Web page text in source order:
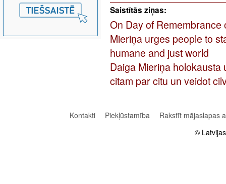
Saistītās ziņas:
On Day of Remembrance
Mieriņa urges people to
humane and just world
Daiga Mieriņa
citam par citu un veidot
Kontakti Piekļūstamība
Rakstīt mājaslapas
©